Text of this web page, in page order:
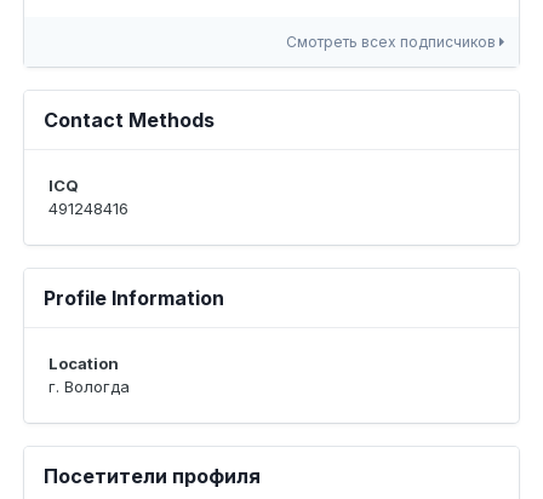
Смотреть всех подписчиков
Contact Methods
ICQ
491248416
Profile Information
Location
г. Вологда
Посетители профиля